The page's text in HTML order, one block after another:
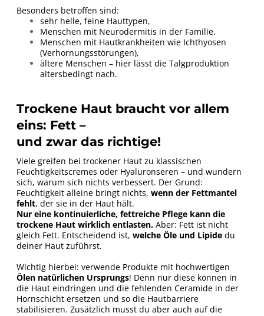
Besonders betroffen sind:
sehr helle, feine Hauttypen,
Menschen mit Neurodermitis in der Familie,
Menschen mit Hautkrankheiten wie Ichthyosen
(Verhornungsstörungen),
ältere Menschen – hier lässt die Talgproduktion
altersbedingt nach.
Trockene Haut braucht vor allem
eins: Fett –
und zwar das richtige!
Viele greifen bei trockener Haut zu klassischen
Feuchtigkeitscremes oder Hyaluronseren – und wundern
sich, warum sich nichts verbessert. Der Grund:
Feuchtigkeit alleine bringt nichts, wenn der Fettmantel
fehlt, der sie in der Haut hält.
Nur eine kontinuierliche, fettreiche Pflege kann die
trockene Haut wirklich entlasten. Aber: Fett ist nicht
gleich Fett. Entscheidend ist, welche Öle und Lipide du
deiner Haut zuführst.
Wichtig hierbei: verwende Produkte mit hochwertigen
Ölen natürlichen Ursprungs! Denn nur diese können in
die Haut eindringen und die fehlenden Ceramide in der
Hornschicht ersetzen und so die Hautbarriere
stabilisieren. Zusätzlich musst du aber auch auf die